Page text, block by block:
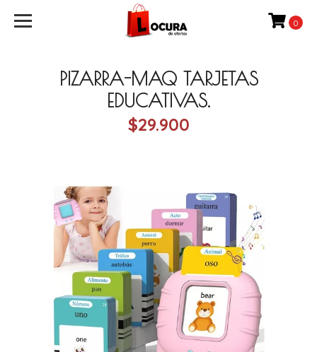
0
PIZARRA-MAQ TARJETAS
EDUCATIVAS.
$29.900